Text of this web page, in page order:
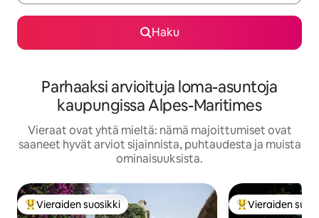
Haku
Parhaaksi arvioituja loma-asuntoja
kaupungissa Alpes-Maritimes
Vieraat ovat yhtä mieltä: nämä majoittumiset ovat
saaneet hyvät arviot sijainnista, puhtaudesta ja muista
ominaisuuksista.
Vieraiden suosikkien parhaimmistoa
Vieraiden suosikki Vieraiden
Vieraiden